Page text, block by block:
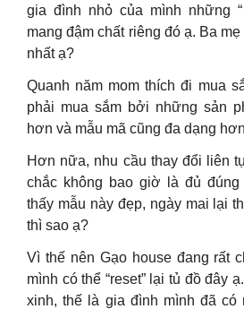
gia đình nhỏ của mình những
mang đậm chất riêng đó ạ. Ba
nhất ạ?
Quanh năm mom thích đi mua
phải mua sắm bởi những sản
hơn và mẫu mã cũng đa dạng
Hơn nữa, nhu cầu thay đổi liên
chắc không bao giờ là đủ
thấy mẫu này đẹp, ngày mai lại
thì sao ạ?
Vì thế nên Gạo house đang rất
mình có thể “reset” lại tủ đồ đây
xinh, thế là gia đình mình đã có